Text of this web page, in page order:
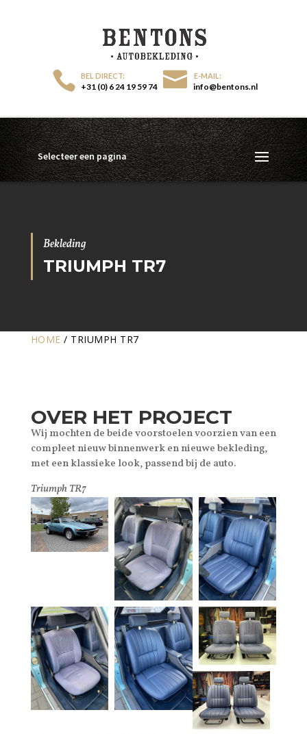
+31 (0) 6 24 19 59 74 info@bentons.nl
Selecteer een pagina
Bekleding
TRIUMPH TR7
HOME / TRIUMPH TR7
OVER HET PROJECT
Wij mochten de beide voorstoelen voorzien van een
compleet nieuw binnenwerk en nieuwe bekleding,
met een klassieke look, passend bij de auto.
Triumph TR7